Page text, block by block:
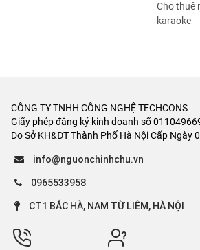
Cho thuê
karaoke
CÔNG TY TNHH CÔNG NGHỆ TECHCONS
Giấy phép đăng ký kinh doanh số
Do Sở KH&ĐT Thành Phố Hà Nội Cấp Ngày
info@nguonchinhchu.vn
0965533958
CT1 BẮC HÀ, NAM TỪ LIÊM, HÀ NỘI